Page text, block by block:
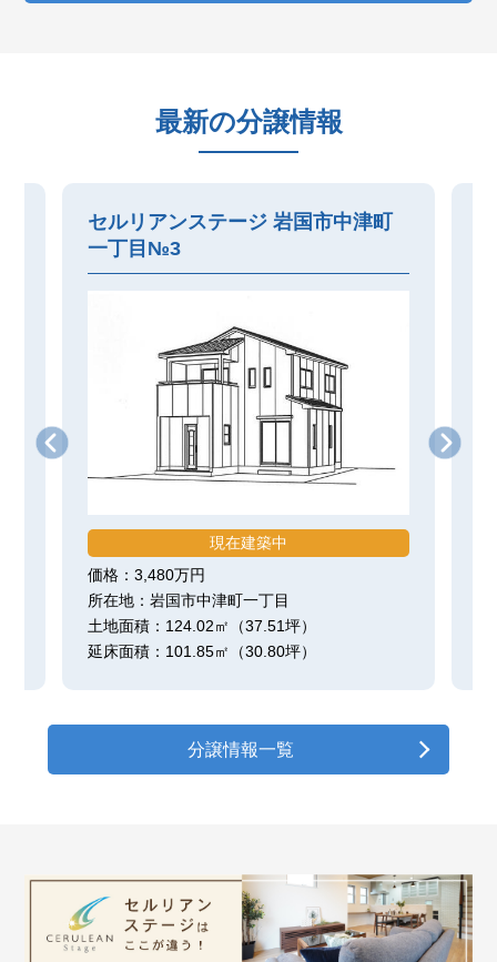
最新の分譲情報
セルリアンステージ 岩国市中津町
一丁目№3
現在建築中
価格：3,480万円
所在地：岩国市中津町一丁目
土地面積：124.02㎡（37.51坪）
延床面積：101.85㎡（30.80坪）
分譲情報一覧